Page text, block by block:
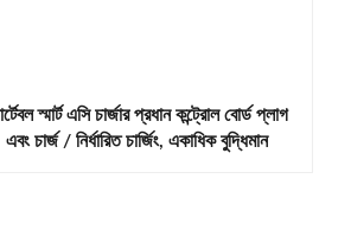
স্মার্ট এসি চার্জার প্রধান কন্ট্রোল বোর্ড প্লাগ
এবং চার্জ / নির্ধারিত চার্জিং, একাধিক বুদ্ধিমান